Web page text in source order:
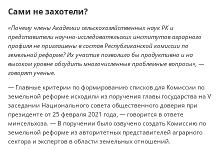
Сами не захотели?
«Почему члены Академии сельскохозяйственных наук РК и
представители научно-исследовательских институтов аграрного
профиля не приглашены в состав Республиканской комиссии по
земельной реформе? Их участие позволило бы продуктивно и на
высоком уровне обсудить многочисленные проблемные вопросы», —
говорят ученые.
— Главные критерии по формированию списков для Комиссии по
земельной реформе исходили из поручения главы государства на V
заседании Национального совета общественного доверия при
президенте от 25 февраля 2021 года, — говорится в ответе
минсельхоза. — В поручении было озвучено создать Комиссию по
земельной реформе из авторитетных представителей аграрного
сектора и экспертов в области земельных отношений.